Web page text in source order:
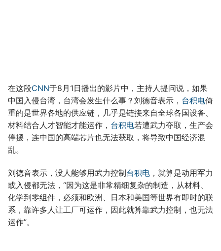
在这段CNN于8月1日播出的影片中，主持人提问说，如果
中国入侵台湾，台湾会发生什么事？刘德音表示， 台积电倚
重的是世界各地的供应链，几乎是链接来自全球各国设备、
材料结合人才智能才能运作， 台积电若遭武力夺取，生产会
停摆，连中国的高端芯片也无法获取，将导致中国经济混
乱。
刘德音表示，没人能够用武力控制台积电 ，就算是动用军力
或入侵都无法，“因为这是非常精细复杂的制造，从材料、
化学到零组件，必须和欧洲、日本和美国等世界有即时的联
系，靠许多人让工厂可运作，因此就算靠武力控制，也无法
运作”。